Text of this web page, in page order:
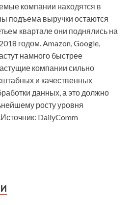
компании находятся в
подъема выручки остаются
квартале они поднялись на
годом. Amazon, Google,
намного быстрее
компании сильно
и качественных
данных, а это должно
росту уровня
DailyComm